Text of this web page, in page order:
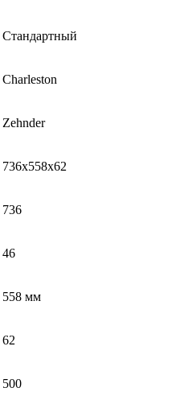
Стандартный
Charleston
Zehnder
736x558x62
736
46
558 мм
62
500